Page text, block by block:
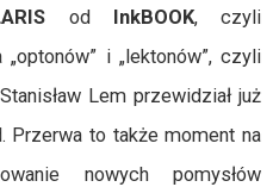
od InkBOOK, czyli
i „lektonów”, czyli
Lem przewidział już
to także moment na
nowych pomysłów